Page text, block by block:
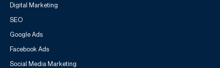
Digital Marketing
SEO
Google Ads
Facebook Ads
Social Media Marketing